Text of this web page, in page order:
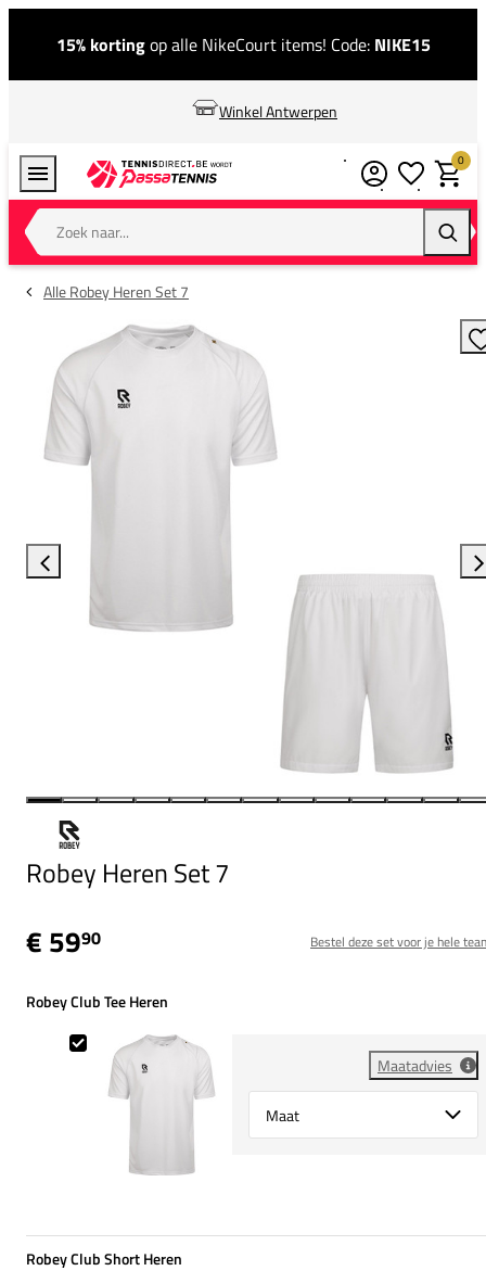
15% kortingop alle NikeCourt items! Code: NIKE15
Winkel Antwerpen
Zoek naar...
0
Alle Robey Heren Set 7
Robey Heren Set 7
€ 5990 Bestel deze set voor je hele
Robey Club Tee Heren
Maatadvies
Select {option} for {name}
Robey Club Tee Heren
Robey Club Short Heren